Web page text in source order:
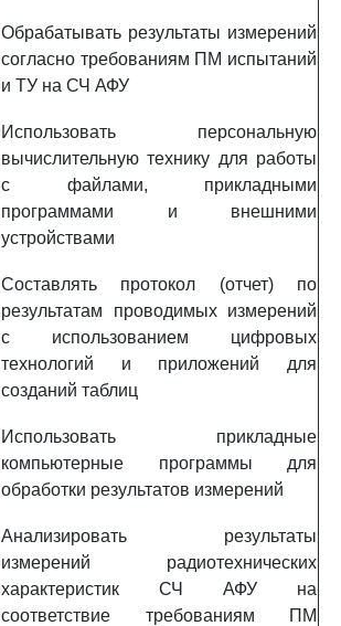
Обрабатывать результаты измерений
согласно требованиям ПМ испытаний
и ТУ на СЧ АФУ
Использовать персональную
вычислительную технику для работы
с файлами, прикладными
программами и внешними
устройствами
Составлять протокол (отчет) по
результатам проводимых измерений
с использованием цифровых
технологий и приложений для
созданий таблиц
Использовать прикладные
компьютерные программы для
обработки результатов измерений
Анализировать результаты
измерений радиотехнических
характеристик СЧ АФУ на
соответствие требованиям ПМ